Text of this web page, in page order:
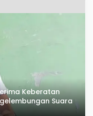
Keberatan
Suara